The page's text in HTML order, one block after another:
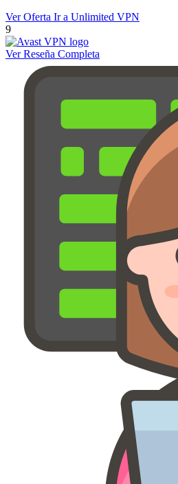
Ver Oferta Ir a Unlimited VPN
9
Ver Reseña Completa